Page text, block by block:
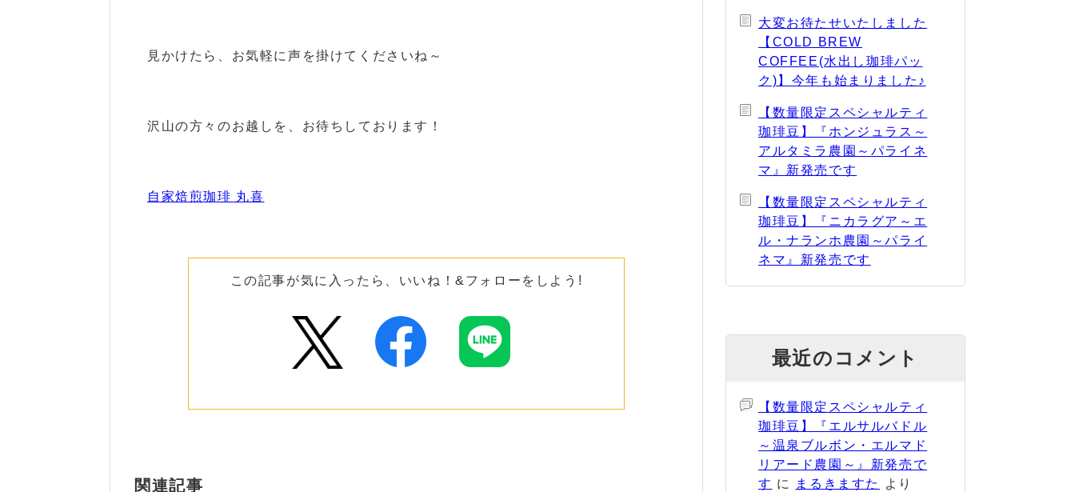
見かけたら、お気軽に声を掛けてくださいね～
沢山の方々のお越しを、お待ちしております！
自家焙煎珈琲 丸喜
この記事が気に入ったら、いいね！&フォローをしよう!
関連記事
大変お待たせいたしました
【COLD BREW
COFFEE(水出し珈琲パッ
ク)】今年も始まりました♪
【数量限定スペシャルティ
珈琲豆】『ホンジュラス～
アルタミラ農園～パライネ
マ』新発売です
【数量限定スペシャルティ
珈琲豆】『ニカラグア～エ
ル・ナランホ農園～パライ
ネマ』新発売です
最近のコメント
【数量限定スペシャルティ
珈琲豆】『エルサルバドル
～温泉ブルボン・エルマド
リアード農園～』新発売で
す に まるきますた より